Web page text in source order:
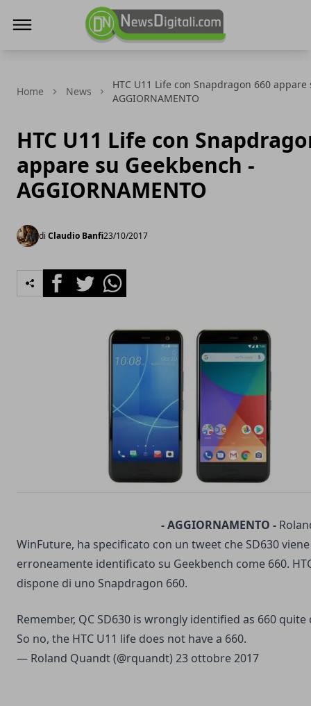
Home News
HTC U11 Life con Snapdragon 660 appare
AGGIORNAMENTO
HTC U11 Life con
appare su Geekbench -
AGGIORNAMENTO
di Claudio Banfi23/10/2017
FacebookTwitterWhatsapp
- AGGIORNAMENTO -
WinFuture, ha specificato con un tweet che SD630
erroneamente identificato su Geekbench come 660.
dispone di uno Snapdragon 660.
Remember, QC SD630 is wrongly identified as 660
So no, the HTC U11 life does not have a 660.
— Roland Quandt (@rquandt) 23 ottobre 2017